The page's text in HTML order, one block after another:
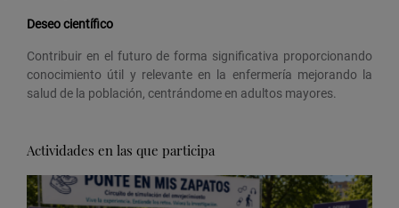
Deseo científico
Contribuir en el futuro de forma significativa proporcionando
conocimiento útil y relevante en la enfermería mejorando la
salud de la población, centrándome en adultos mayores.
Actividades en las que participa